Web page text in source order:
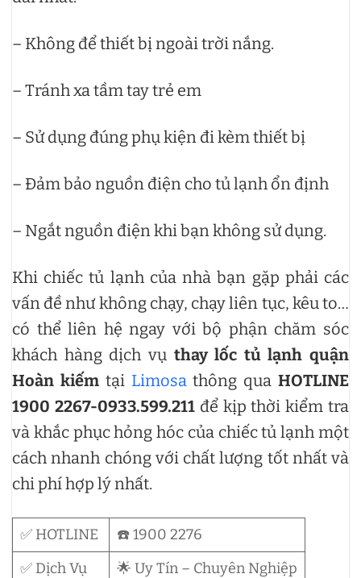
– Không để thiết bị ngoài trời nắng.
– Tránh xa tầm tay trẻ em
– Sử dụng đúng phụ kiện đi kèm thiết bị
– Đảm bảo nguồn điện cho tủ lạnh ổn định
– Ngắt nguồn điện khi bạn không sử dụng.
Khi chiếc tủ lạnh của nhà bạn gặp phải các
vấn đề như không chạy, chạy liên tục, kêu to…
có thể liên hệ ngay với bộ phận chăm sóc
khách hàng dịch vụ thay lốc tủ lạnh quận
Hoàn kiếmtại Limosathông quaHOTLINE
1900 2267-0933.599.211để kịp thời kiểm tra
và khắc phục hỏng hóc của chiếc tủ lạnh một
cách nhanh chóng với chất lượng tốt nhất và
chi phí hợp lý nhất.
✅ HOTLINE
☎️ 1900 2276
✅ Dịch Vụ
🌟 Uy Tín – Chuyên Nghiệp